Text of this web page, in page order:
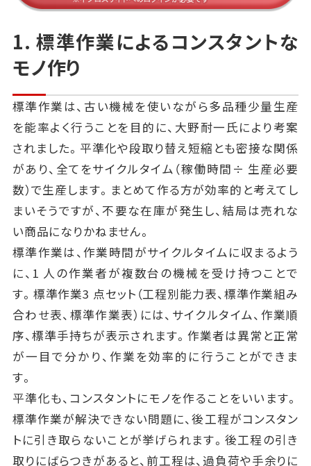
1. 標準作業によるコンスタントな
モノ作り
標準作業は、古い機械を使いながら多品種少量生産
を能率よく行うことを目的に、大野耐一氏により考案
されました。平準化や段取り替え短縮とも密接な関係
があり、全てをサイクルタイム（稼働時間÷ 生産必要
数）で生産します。まとめて作る方が効率的と考えてし
まいそうですが、不要な在庫が発生し、結局は売れな
い商品になりかねません。
標準作業は、作業時間がサイクルタイムに収まるよう
に、1 人の作業者が複数台の機械を受け持つことで
す。標準作業3 点セット（工程別能力表、標準作業組み
合わせ表、標準作業表）には、サイクルタイム、作業順
序、標準手持ちが表示されます。作業者は異常と正常
が一目で分かり、作業を効率的に行うことができま
す。
平準化も、コンスタントにモノを作ることをいいます。
標準作業が解決できない問題に、後工程がコンスタン
トに引き取らないことが挙げられます。後工程の引き
取りにばらつきがあると、前工程は、過負荷や手余りに